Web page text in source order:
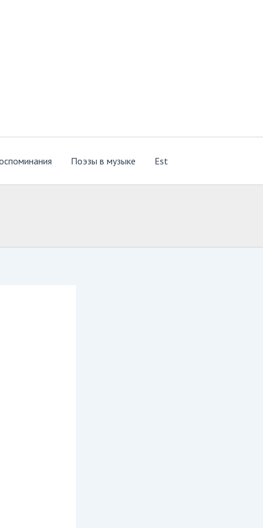
Поэзы в музыке Est